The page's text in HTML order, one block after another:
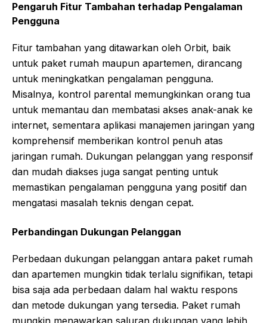
Pengaruh Fitur Tambahan terhadap Pengalaman
Pengguna
Fitur tambahan yang ditawarkan oleh Orbit, baik
untuk paket rumah maupun apartemen, dirancang
untuk meningkatkan pengalaman pengguna.
Misalnya, kontrol parental memungkinkan orang tua
untuk memantau dan membatasi akses anak-anak ke
internet, sementara aplikasi manajemen jaringan yang
komprehensif memberikan kontrol penuh atas
jaringan rumah. Dukungan pelanggan yang responsif
dan mudah diakses juga sangat penting untuk
memastikan pengalaman pengguna yang positif dan
mengatasi masalah teknis dengan cepat.
Perbandingan Dukungan Pelanggan
Perbedaan dukungan pelanggan antara paket rumah
dan apartemen mungkin tidak terlalu signifikan, tetapi
bisa saja ada perbedaan dalam hal waktu respons
dan metode dukungan yang tersedia. Paket rumah